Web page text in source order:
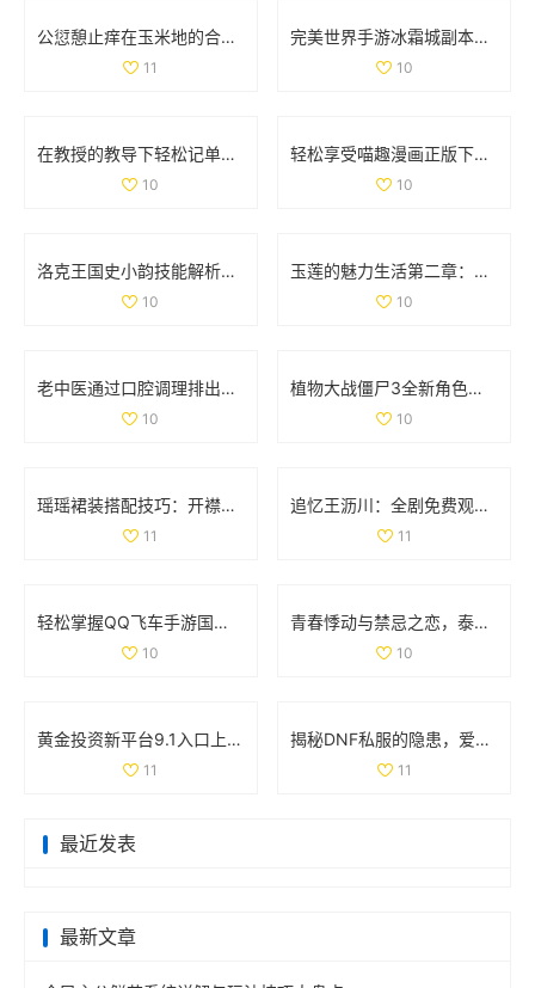
公愆憩止痒在玉米地的合法性解析与相关问题探讨
11
完美世界手游冰霜城副本高效通关技巧全面解析攻略
10
在教授的教导下轻松记单词的趣味电影推荐
10
轻松享受喵趣漫画正版下载，探索猫咪世界的乐趣
10
洛克王国史小韵技能解析与专属技能全面解读
10
玉莲的魅力生活第二章：探索爱情与激情的旅程
10
老中医通过口腔调理排出体内阴毒的方法揭秘
10
植物大战僵尸3全新角色揭秘 異次元之旅精彩不断
10
瑶瑶裙装搭配技巧：开襟开叉裙与鞋子的完美组合
11
追忆王沥川：全剧免费观看引发网友热议与情感共鸣
11
轻松掌握QQ飞车手游国服成绩查询技巧和方法
10
青春悸动与禁忌之恋，泰剧《上瘾》探索爱与欲的复杂关系
10
黄金投资新平台9.1入口上线，尽享财富机会与投资资讯
11
揭秘DNF私服的隐患，爱玩游戏的你该警惕哪些问题
11
最近发表
最新文章